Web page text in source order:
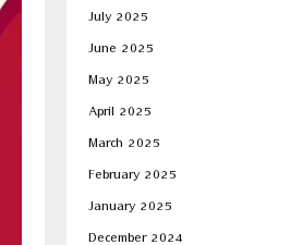
July 2025
June 2025
May 2025
April 2025
March 2025
February 2025
January 2025